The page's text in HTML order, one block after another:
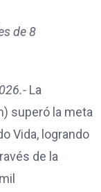
de 8
La
superó la meta
Vida, logrando
de la